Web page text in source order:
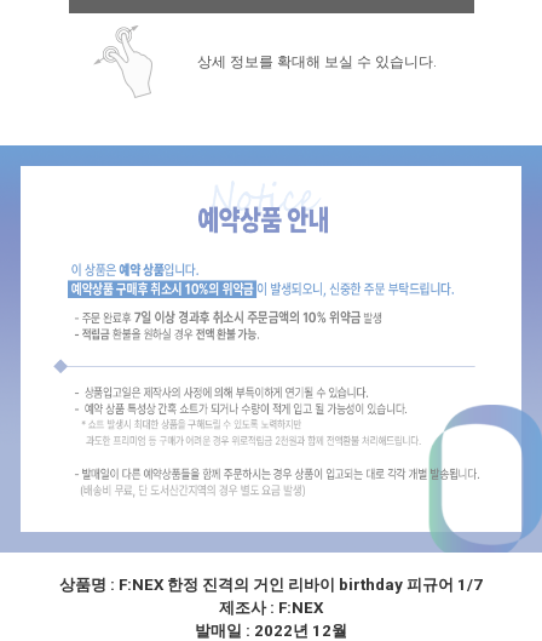
상세 정보를 확대해 보실 수 있습니다.
상품명 : F:NEX 한정 진격의 거인 리바이 birthday 피규어 1/7
제조사 : F:NEX
발매일 : 2022년 12월